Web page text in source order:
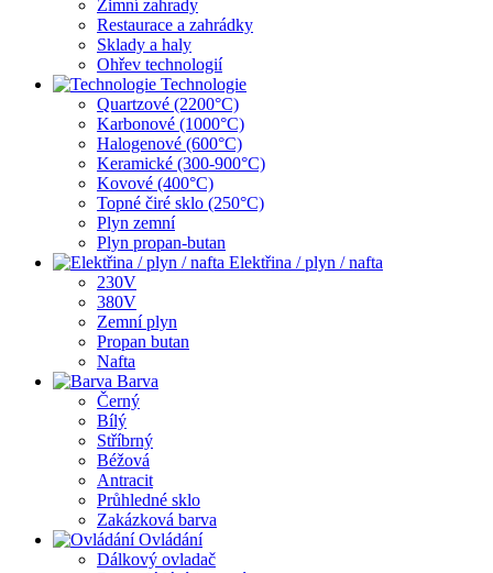
Zimní zahrady
Restaurace a zahrádky
Sklady a haly
Ohřev technologií
Technologie
Quartzové (2200°C)
Karbonové (1000°C)
Halogenové (600°C)
Keramické (300-900°C)
Kovové (400°C)
Topné čiré sklo (250°C)
Plyn zemní
Plyn propan-butan
Elektřina / plyn / nafta
230V
380V
Zemní plyn
Propan butan
Nafta
Barva
Černý
Bílý
Stříbrný
Béžová
Antracit
Průhledné sklo
Zakázková barva
Ovládání
Dálkový ovladač